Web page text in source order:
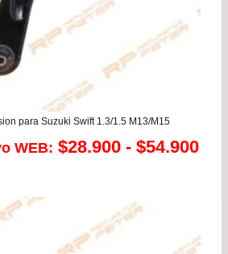
para Suzuki Swift 1.3/1.5 M13/M15
WEB: $28.900 - $54.900